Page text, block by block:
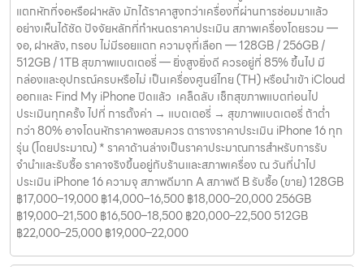
แตกหักที่จอหรือฝาหลัง มักได้ราคาสูงกว่าเครื่องที่ผ่านการซ่อมมาแล้ว
อย่างเห็นได้ชัด ปัจจัยหลักที่กำหนดราคาประเมิน สภาพเครื่องโดยรวม —
จอ, ฝาหลัง, กรอบ ไม่มีรอยแตก ความจุที่เลือก — 128GB / 256GB /
512GB / 1TB สุขภาพแบตเตอรี่ — ยิ่งสูงยิ่งดี ควรอยู่ที่ 85% ขึ้นไป มี
กล่องและอุปกรณ์ครบหรือไม่ เป็นเครื่องศูนย์ไทย (TH) หรือนำเข้า iCloud
ออกและ Find My iPhone ปิดแล้ว เคล็ดลับ เช็กสุขภาพแบตก่อนไป
ประเมินทุกครั้ง ไปที่ การตั้งค่า → แบตเตอรี่ → สุขภาพแบตเตอรี่ ถ้าต่ำ
กว่า 80% อาจโดนหักราคาพอสมควร ตารางราคาประเมิน iPhone 16 ทุก
รุ่น (โดยประมาณ) * ราคาด้านล่างเป็นราคาประมาณการสำหรับการรับ
จำนำและรับซื้อ ราคาจริงขึ้นอยู่กับร้านและสภาพเครื่อง ณ วันที่นำไป
ประเมิน iPhone 16 ความจุ สภาพดีมาก A สภาพดี B รับซื้อ (ขาย) 128GB
฿17,000–19,000 ฿14,000–16,500 ฿18,000–20,000 256GB
฿19,000–21,500 ฿16,500–18,500 ฿20,000–22,500 512GB
฿22,000–25,000 ฿19,000–22,000